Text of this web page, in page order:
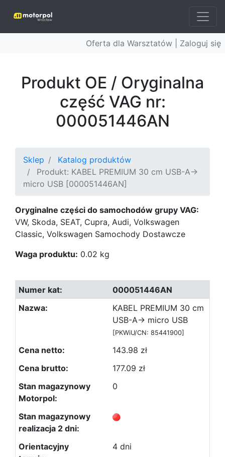
Oferta dla Warsztatów | Zaloguj się
Produkt OE / Oryginalna
część VAG nr:
000051446AN
Sklep
Katalog produktów
Produkt: KABEL PREMIUM 30 cm USB-A->
micro USB [000051446AN]
Oryginalne części do samochodów grupy VAG:
VW, Skoda, SEAT, Cupra, Audi, Volkswagen
Classic, Volkswagen Samochody Dostawcze
Waga produktu: 0.02 kg
000051446AN
KABEL PREMIUM 30 cm
USB-A-> micro USB
[PKWiU/CN: 85441900]
143.98 zł
177.09 zł
0
4 dni